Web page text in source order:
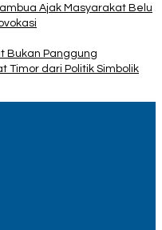
Ajak Masyarakat Belu
Bukan Panggung
Timor dari Politik Simbolik